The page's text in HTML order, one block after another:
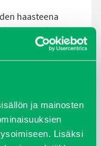
ja mainosten
Lisäksi
haasteena
Seilfabrik
tuotteensa
ei ole,
Norleg